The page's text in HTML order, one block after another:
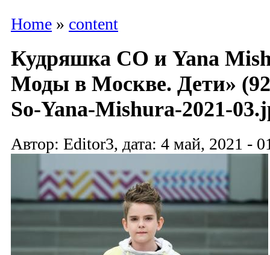
Home » content
Кудряшка СО и Yana
Моды в Москве. Дети»
So-Yana-Mishura-2021-
Автор: Editor3, дата: 4 май, 2021 -